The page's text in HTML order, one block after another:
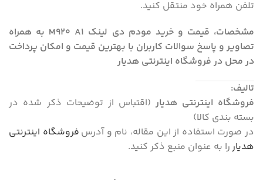
تلفن همراه خود منتقل کنید.
مشخصات، قیمت و خرید مودم دی لینک M920 A1 به همراه
تصاویر و پاسخ سوالات کاربران با بهترین قیمت و امکان پرداخت
در محل در فروشگاه اینترنتی هدیار
تالیف:
فروشگاه اینترنتی هدیار (اقتباس از توضیحات ذکر شده در
بسته بندی کالا)
در صورت استفاده از این مقاله، نام و آدرس فروشگاه اینترنتی
هدیاررا به عنوان منبع ذکر کنید.